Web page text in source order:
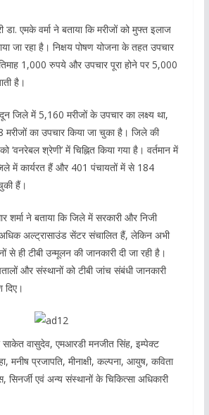
डा. एमके वर्मा ने बताया कि मरीजों को मुफ्त इलाज
जा रहा है। निक्षय पोषण योजना के तहत उपचार
1,000 रुपये और उपचार पूरा होने पर 5,000
है।
जिले में 5,160 मरीजों के उपचार का लक्ष्य था,
का उपचार किया जा चुका है। जिले की
श्रेणी’ में चिह्नित किया गया है। वर्तमान में
में कार्यरत हैं और 401 पंचायतों में से 184
हैं।
शर्मा ने बताया कि जिले में सरकारी और निजी
अल्ट्रासाउंड सेंटर संचालित हैं, लेकिन अभी
ही टीबी उन्मूलन की जानकारी दी जा रही है।
और संस्थानों को टीबी जांच संबंधी जानकारी
दिए।
वासुदेव, एमआरडी मनजीत सिंह, इम्पेक्ट
मनीष प्रजापति, मीनाक्षी, कल्पना, आयुष, कविता
एवं अन्य संस्थानों के चिकित्सा अधिकारी